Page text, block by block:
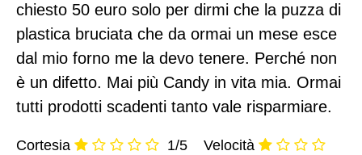
chiesto 50 euro solo per dirmi che la puzza di
plastica bruciata che da ormai un mese esce
dal mio forno me la devo tenere. Perché non
è un difetto. Mai più Candy in vita mia. Ormai
tutti prodotti scadenti tanto vale risparmiare.
Cortesia
1/5
Velocità